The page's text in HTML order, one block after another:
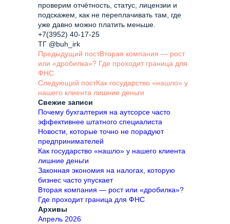
проверим отчётность, статус, лицензии и
подскажем, как не переплачивать там, где
уже давно можно платить меньше.
+7(3952) 40-17-25
ТГ @buh_irk
Навигация
по
записям
Вторая компания — рост
или «дробилка»? Где проходит граница для
ФНС
Как государство «нашло» у
нашего клиента лишние деньги
Свежие записи
Почему бухгалтерия на аутсорсе часто
эффективнее штатного специалиста
Новости, которые точно не порадуют
предпринимателей
Как государство «нашло» у нашего клиента
лишние деньги
Законная экономия на налогах, которую
бизнес часто упускает
Вторая компания — рост или «дробилка»?
Где проходит граница для ФНС
Архивы
Апрель 2026